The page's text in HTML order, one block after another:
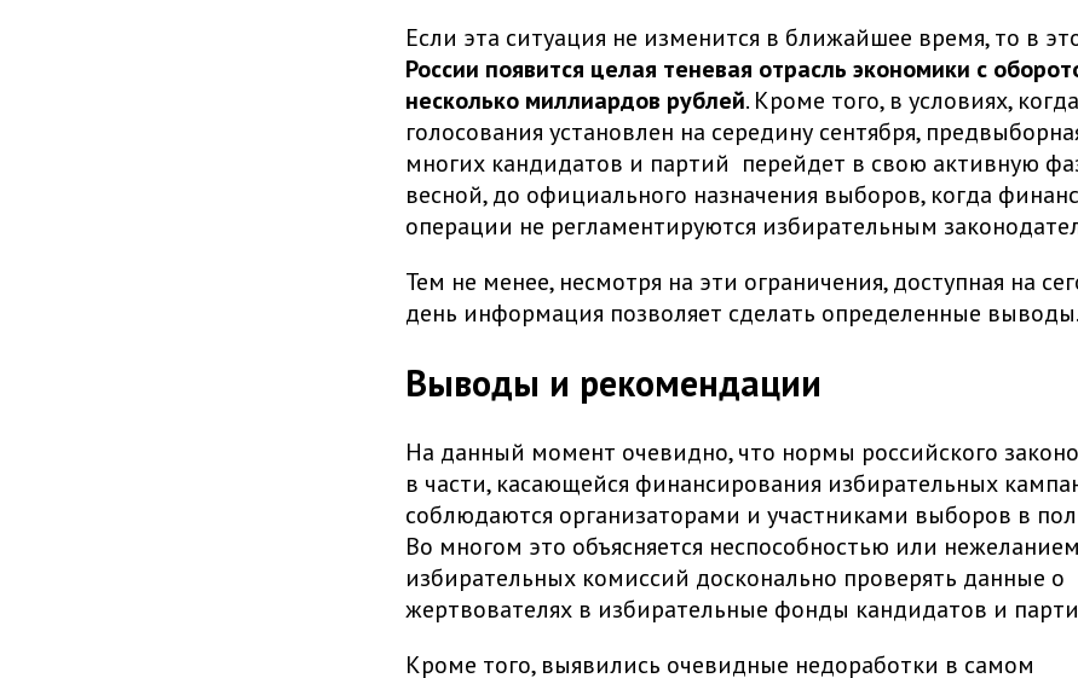
Если эта ситуация не изменится в ближайшее время, то в
России появится целая теневая отрасль экономики с
несколько миллиардов рублей. Кроме того, в условиях,
голосования установлен на середину сентября,
многих кандидатов и партий перейдет в свою активную
весной, до официального назначения выборов, когда
операции не регламентируются избирательным
Тем не менее, несмотря на эти ограничения, доступная на
день информация позволяет сделать определенные выводы.
Выводы и рекомендации
На данный момент очевидно, что нормы российского
в части, касающейся финансирования избирательных
соблюдаются организаторами и участниками выборов в
Во многом это объясняется неспособностью или
избирательных комиссий досконально проверять данные о
жертвователях в избирательные фонды кандидатов и
Кроме того, выявились очевидные недоработки в самом